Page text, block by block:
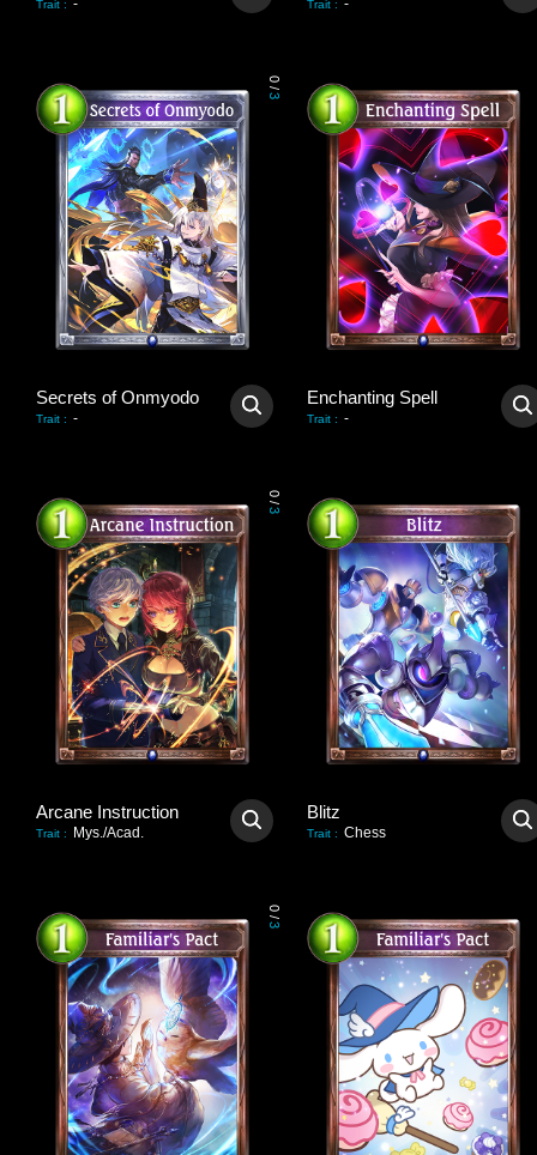
Trait : - Trait : -
0
/
3
Secrets of Onmyodo
Trait : -
Enchanting Spell
Trait : -
0
/
3
Arcane Instruction
Trait : Mys./Acad.
Blitz
Trait : Chess
0
/
3